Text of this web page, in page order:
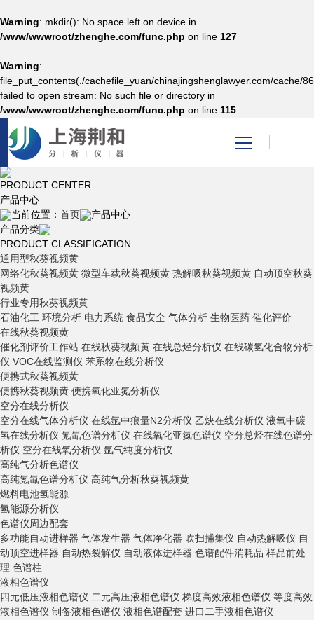
Warning: mkdir(): No space left on device in
/www/wwwroot/zhenghe.com/func.php on line 127
Warning:
file_put_contents(./cachefile_yuan/chinajingshenglawyer.com/cache/
failed to open stream: No such file or directory in
/www/wwwroot/zhenghe.com/func.php on line 115
产品中心
关于秋葵视频男人的加油
视频中心
资料下载
联系秋葵视频男人的加油
PRODUCT CENTER
产品中心
当前位置： 首页
产品中心
产品分类
PRODUCT CLASSIFICATION
通用型秋葵视频黄
网络化秋葵视频黄 微型车载秋葵视频黄 热解吸秋葵视频黄 自动顶空秋葵
视频黄
行业专用秋葵视频黄
石油化工 环境分析 电力系统 食品安全 气体分析 生物医药 催化评价
在线秋葵视频黄
催化剂评价工作站 在线秋葵视频黄 在线总烃分析仪 在线碳氢化合物分析
仪 VOC在线监测仪 苯系物在线分析仪
便携式秋葵视频黄
便携秋葵视频黄 便携氧化亚氮分析仪
空分在线分析仪
空分在线气体分析仪 在线氩中痕量N2分析仪 乙炔在线分析仪 液氧中碳
氢在线分析仪 氪氙色谱分析仪 在线氧化亚氮色谱仪 空分总烃在线色谱分
析仪 空分在线氧分析仪 氩气纯度分析仪
高纯气分析色谱仪
高纯氪氙色谱分析仪 高纯气分析秋葵视频黄
燃料电池氢能源
氢能源分析仪
色谱仪周边配套
多功能自动进样器 气体发生器 气体净化器 吹扫捕集仪 自动热解吸仪 自
动顶空进样器 自动热裂解仪 自动液体进样器 色谱配件消耗品 样品前处
理 色谱柱
液相色谱仪
四元低压液相色谱仪 二元高压液相色谱仪 梯度高效液相色谱仪 等度高效
液相色谱仪 制备液相色谱仪 液相色谱配套 进口二手液相色谱仪